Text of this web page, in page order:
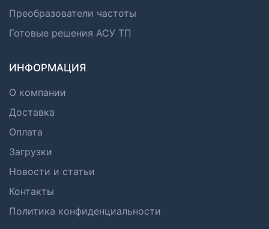
Преобразователи частоты
Готовые решения АСУ ТП
ИНФОРМАЦИЯ
О компании
Доставка
Оплата
Загрузки
Новости и статьи
Контакты
Политика конфиденциальности